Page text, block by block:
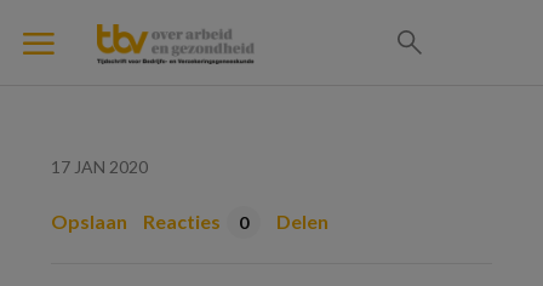
17 JAN 2020
Opslaan Reacties 0 Delen